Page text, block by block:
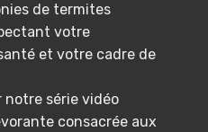
de termites
votre
et votre cadre de
notre série vidéo
consacrée aux